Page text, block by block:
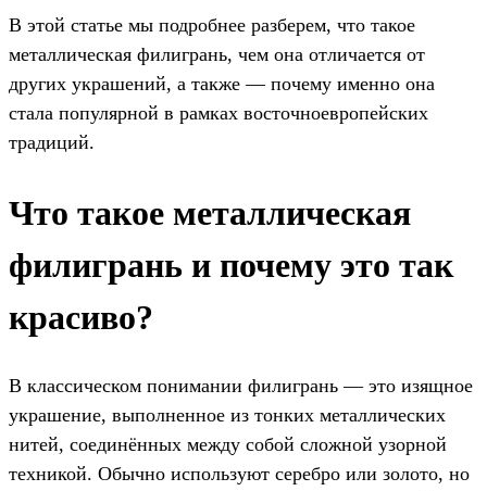
В этой статье мы подробнее разберем, что такое
металлическая филигрань, чем она отличается от
других украшений, а также — почему именно она
стала популярной в рамках восточноевропейских
традиций.
Что такое металлическая
филигрань и почему это так
красиво?
В классическом понимании филигрань — это изящное
украшение, выполненное из тонких металлических
нитей, соединённых между собой сложной узорной
техникой. Обычно используют серебро или золото, но